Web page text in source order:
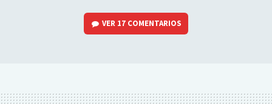
VER 17 COMENTARIOS